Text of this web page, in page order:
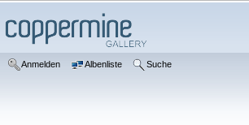
Anmelden Albenliste Suche